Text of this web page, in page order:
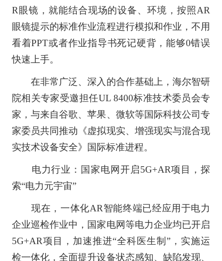
R眼镜，就能结合现场的设备、环境，按照AR
眼镜提示的标准作业流程进行模拟和作业，不用
看着PPT或者作业指导书死记硬背，能够0错误
快速上手。
在非常广泛、深入的合作基础上，海尔智研
院相关专家受邀担任UL 8400标准技术委员会专
家，与来自谷歌、苹果、微软等国际科技公司专
家委员共同推动《虚拟现实、增强现实与混合现
实技术设备安全》国际标准进程。
电力行业：国家电网开启5G+AR项目，探
索“电力元宇宙”
现在，一体化AR智能终端已经应用于电力
企业巡检作业中，国家电网等电力企业均已开启
5G+AR项目，加速推进“全科医生制”，实施运
检一体化，全面提升设备状态感知、缺陷发现、